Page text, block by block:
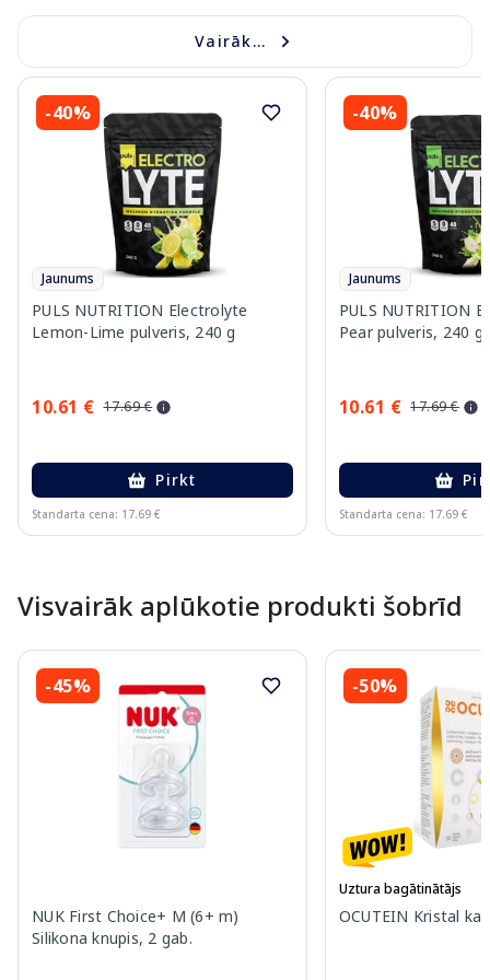
Vairāk...
-40%
Jaunums
PULS NUTRITION Electrolyte
Lemon-Lime pulveris, 240 g
10.61 € 17.69 €
Pirkt
Standarta cena: 17.69 €
-40%
Jaunums
PULS NUTRITION
Pear pulveris, 240 g
10.61 € 17.69 €
Standarta cena: 17.69 €
Visvairāk aplūkotie produkti šobrīd
-45%
NUK First Choice+ M (6+ m)
Silikona knupis, 2 gab.
-50%
Uztura bagātinātājs
OCUTEIN Kristal